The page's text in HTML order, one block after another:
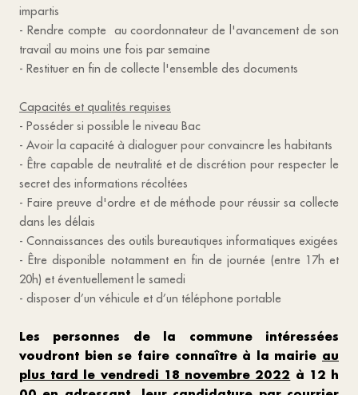
impartis
- Rendre compte au coordonnateur de l'avancement de son
travail au moins une fois par semaine
- Restituer en fin de collecte l'ensemble des documents
Capacités et qualités requises
- Posséder si possible le niveau Bac
- Avoir la capacité à dialoguer pour convaincre les habitants
- Être capable de neutralité et de discrétion pour respecter le
secret des informations récoltées
- Faire preuve d'ordre et de méthode pour réussir sa collecte
dans les délais
- Connaissances des outils bureautiques informatiques exigées
- Être disponible notamment en fin de journée (entre 17h et
20h) et éventuellement le samedi
- disposer d’un véhicule et d’un téléphone portable
Les personnes de la commune intéressées
voudront bien se faire connaître à la mairie au
plus tard le vendredi 18 novembre 2022 à 12 h